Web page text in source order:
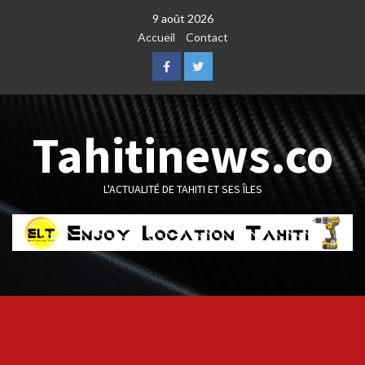
9 août 2026
Accueil
Contact
FacebookTwitter
Tahitinews.co
L'ACTUALITÉ DE TAHITI ET SES ÎLES